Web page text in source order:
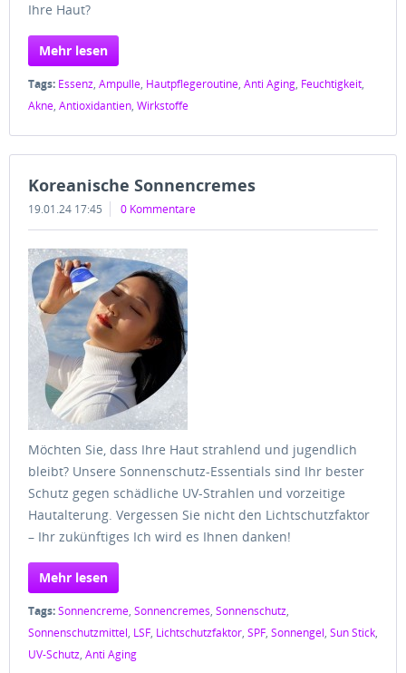
Ihre Haut?
Mehr lesen
Tags: Essenz, Ampulle, Hautpflegeroutine, Anti Aging, Feuchtigkeit,
Akne, Antioxidantien, Wirkstoffe
Koreanische Sonnencremes
19.01.24 17:45 0 Kommentare
Möchten Sie, dass Ihre Haut strahlend und jugendlich
bleibt? Unsere Sonnenschutz-Essentials sind Ihr bester
Schutz gegen schädliche UV-Strahlen und vorzeitige
Hautalterung. Vergessen Sie nicht den Lichtschutzfaktor
– Ihr zukünftiges Ich wird es Ihnen danken!
Mehr lesen
Tags:Sonnencreme, Sonnencremes, Sonnenschutz,
Sonnenschutzmittel, LSF, Lichtschutzfaktor, SPF, Sonnengel, Sun Stick,
UV-Schutz, Anti Aging